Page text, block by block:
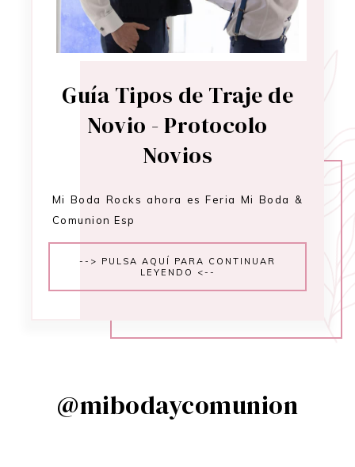
Guía Tipos de Traje de
Novio - Protocolo
Novios
Mi Boda Rocks ahora es Feria Mi Boda &
Comunion Esp
--> PULSA AQUÍ PARA CONTINUAR
LEYENDO <--
@mibodaycomunion